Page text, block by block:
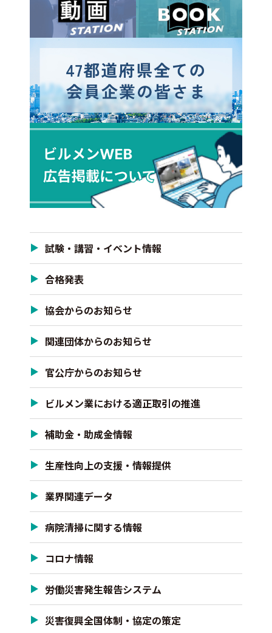
試験・講習・イベント情報
合格発表
協会からのお知らせ
関連団体からのお知らせ
官公庁からのお知らせ
ビルメン業における適正取引の推進
補助金・助成金情報
生産性向上の支援・情報提供
業界関連データ
病院清掃に関する情報
コロナ情報
労働災害発生報告システム
災害復興全国体制・協定の策定